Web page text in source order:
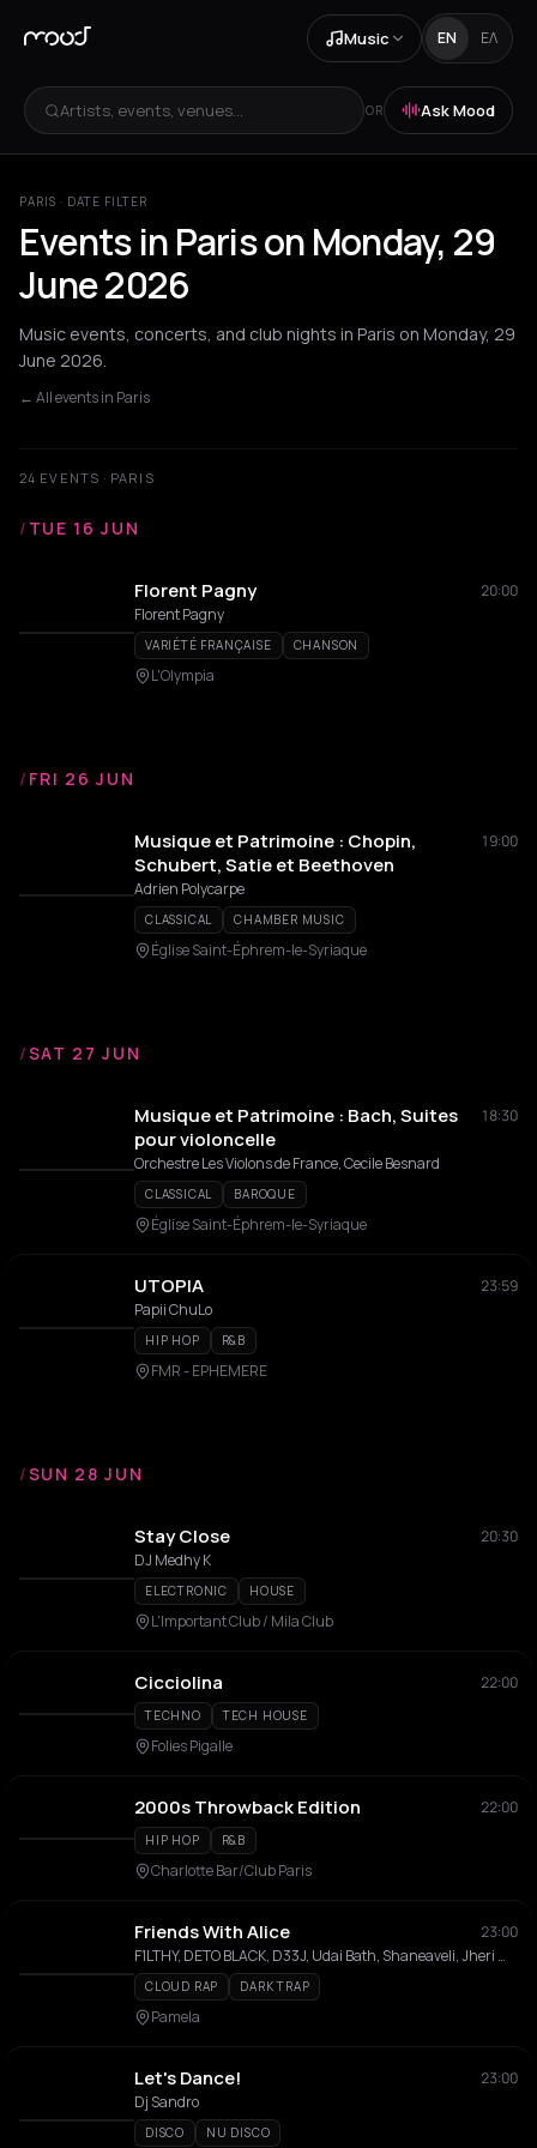
Music EN ΕΛ
Artists, events, venues... OR Ask Mood
PARIS · DATE FILTER
Events in Paris on Monday, 29
June 2026
Music events, concerts, and club nights in Paris on Monday, 29
June 2026.
← All events in Paris
24 EVENTS · PARIS
/ TUE 16 JUN
Florent Pagny
20:00
Florent Pagny
VARIÉTÉ FRANÇAISE CHANSON
L'Olympia
/ FRI 26 JUN
Musique et Patrimoine : Chopin,
Schubert, Satie et Beethoven
19:00
Adrien Polycarpe
CLASSICAL CHAMBER MUSIC
Église Saint-Éphrem-le-Syriaque
/SAT 27 JUN
Musique et Patrimoine : Bach, Suites
pour violoncelle
18:30
Orchestre Les Violons de France, Cecile Besnard
CLASSICAL BAROQUE
Église Saint-Éphrem-le-Syriaque
UTOPIA
23:59
Papii ChuLo
HIP HOP R&B
FMR - EPHEMERE
/SUN 28 JUN
Stay Close
20:30
DJ Medhy K
ELECTRONIC HOUSE
L'Important Club / Mila Club
Cicciolina 22:00
TECHNO TECH HOUSE
Folies Pigalle
2000s Throwback Edition 22:00
HIP HOP R&B
Charlotte Bar/Club Paris
Friends With Alice
23:00
F1LTHY, DETO BLACK, D33J, Udai Bath, Shaneaveli, Jheri Mayne, Bhristo
CLOUD RAP DARK TRAP
Pamela
Let's Dance!
23:00
Dj Sandro
DISCO NU DISCO